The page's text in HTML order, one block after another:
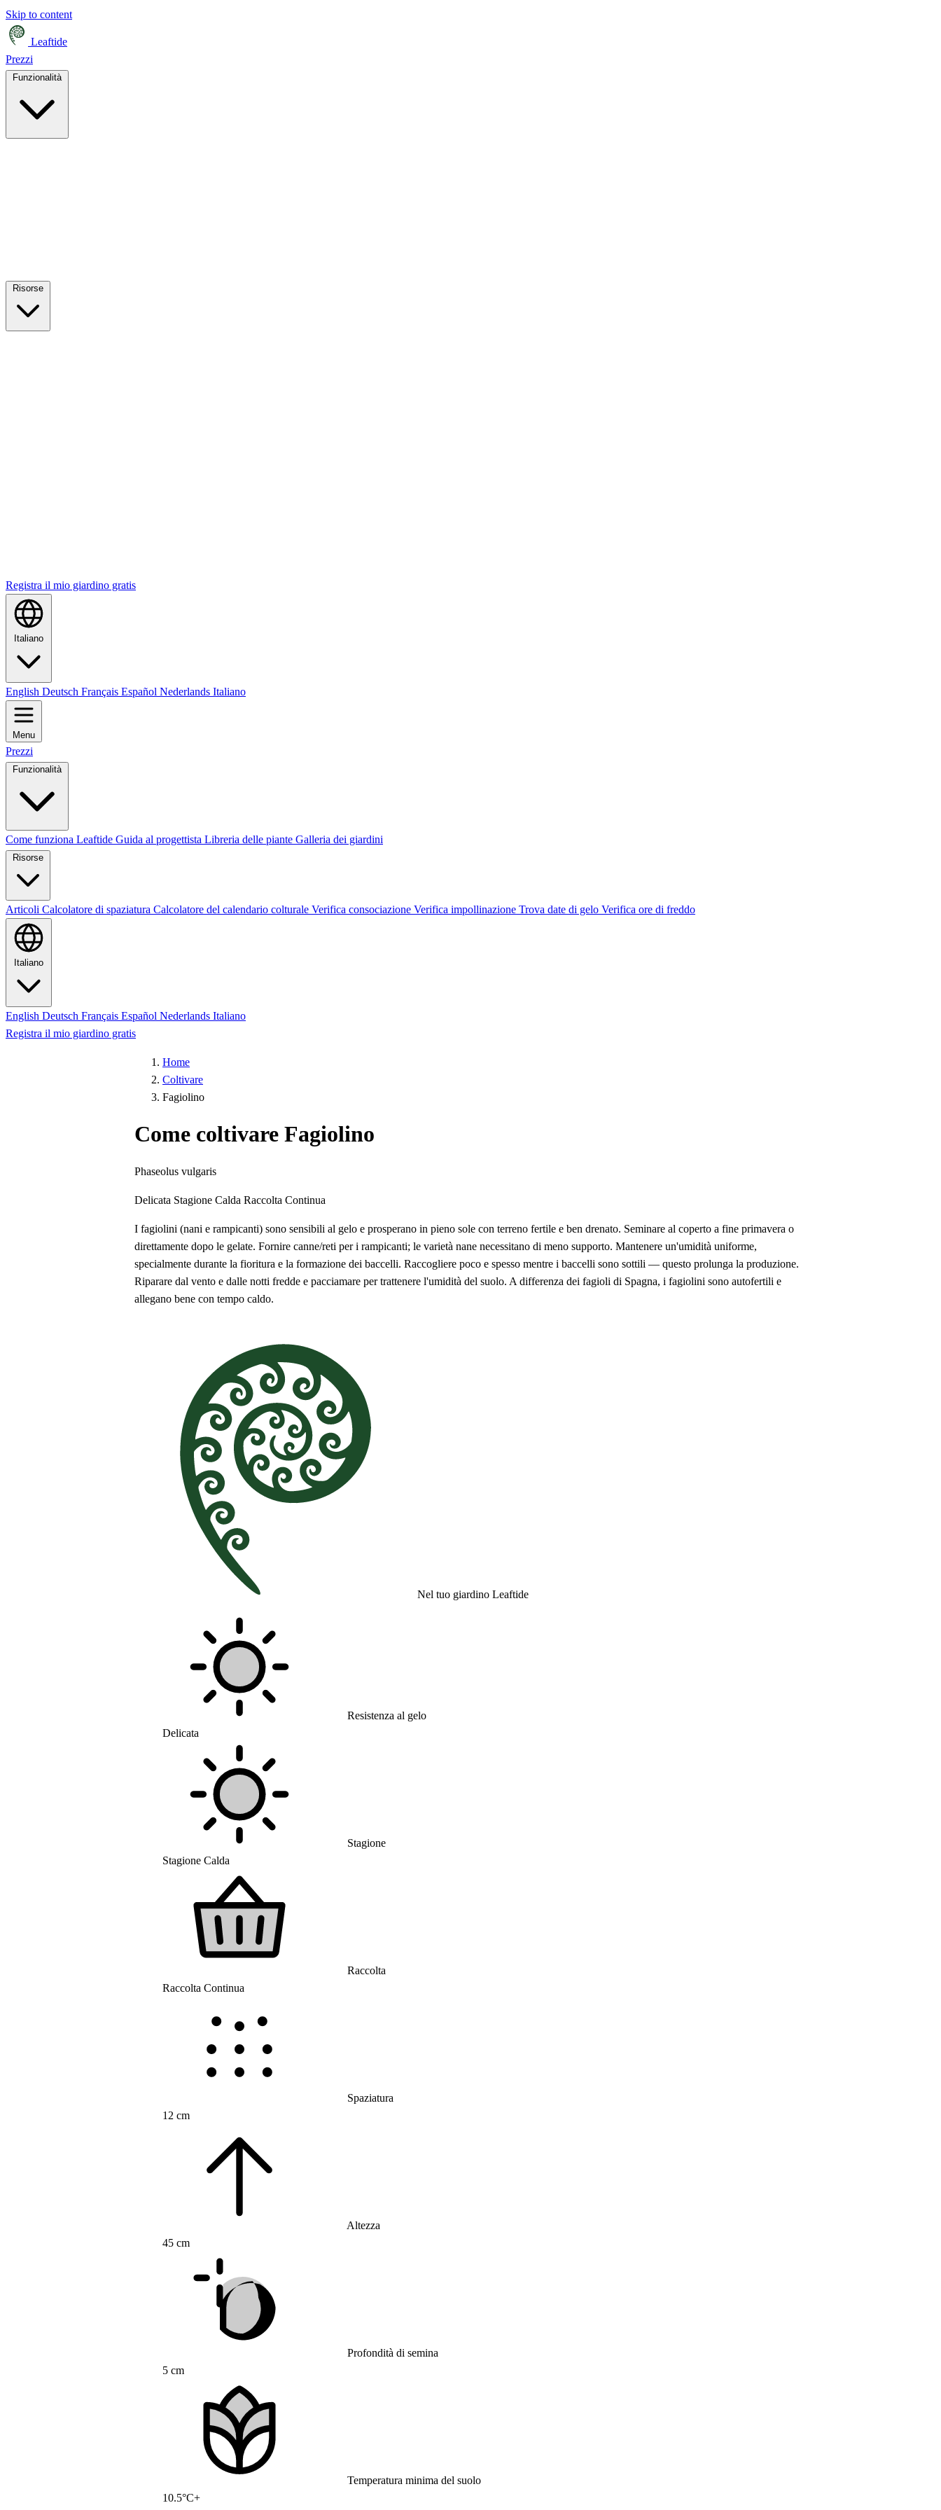
Skip to content
Leaftide
Prezzi
Funzionalità
Registra il mio giardino gratis
Italiano
English Deutsch Français Español Nederlands Italiano
Menu
Prezzi
Funzionalità
Come funziona Leaftide Guida al progettista Libreria delle piante Galleria dei giardini
Risorse
Articoli Calcolatore di spaziatura Calcolatore del calendario colturale Verifica consociazione Verifica impollinazione Trova date di gelo Verifica ore di freddo
Italiano
English Deutsch Français Español Nederlands Italiano
Registra il mio giardino gratis
Home
Coltivare
Fagiolino
Come coltivare Fagiolino
Phaseolus vulgaris
Delicata Stagione Calda Raccolta Continua
I fagiolini (nani e rampicanti) sono sensibili al gelo e prosperano in pieno sole con terreno fertile e ben drenato. Seminare al coperto a fine primavera o
direttamente dopo le gelate. Fornire canne/reti per i rampicanti; le varietà nane necessitano di meno supporto. Mantenere un'umidità uniforme,
specialmente durante la fioritura e la formazione dei baccelli. Raccogliere poco e spesso mentre i baccelli sono sottili — questo prolunga la produzione.
Riparare dal vento e dalle notti fredde e pacciamare per trattenere l'umidità del suolo. A differenza dei fagioli di Spagna, i fagiolini sono autofertili e
allegano bene con tempo caldo.
Nel tuo giardino Leaftide
Resistenza al gelo
Delicata
Stagione
Stagione Calda
Raccolta
Raccolta Continua
Spaziatura
12 cm
Altezza
45 cm
Profondità di semina
5 cm
Temperatura minima del suolo
10.5°C+